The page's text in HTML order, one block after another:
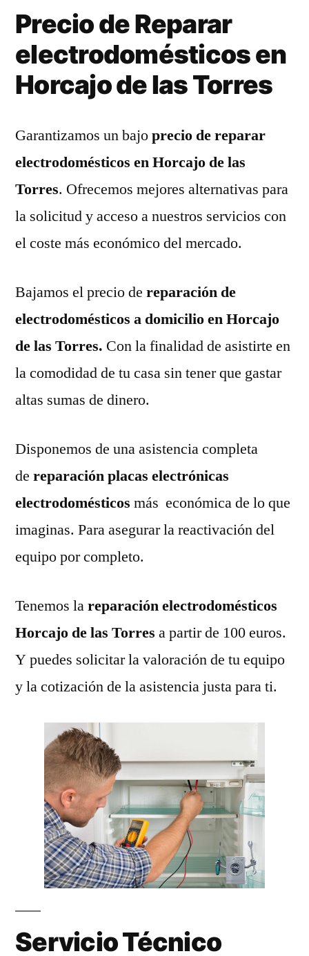
Precio de Reparar
electrodomésticos en
Horcajo de las Torres
Garantizamos un bajoprecio de reparar
electrodomésticos en Horcajo de las
Torres. Ofrecemos mejores alternativas para
la solicitud y acceso a nuestros servicios con
el coste más económico del mercado.
Bajamos el precio de reparación de
electrodomésticos a domicilio en Horcajo
de las Torres. Con la finalidad de asistirte en
la comodidad de tu casa sin tener que gastar
altas sumas de dinero.
Disponemos de una asistencia completa
de reparación placas electrónicas
electrodomésticos más económica de lo que
imaginas. Para asegurar la reactivación del
equipo por completo.
Tenemos lareparación electrodomésticos
Horcajo de las Torres a partir de 100 euros.
Y puedes solicitar la valoración de tu equipo
y la cotización de la asistencia justa para ti.
Servicio Técnico